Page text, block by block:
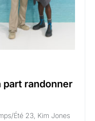
part randonner
Été 23, Kim Jones